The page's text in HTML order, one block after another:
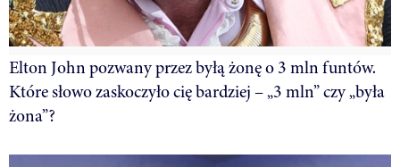
Elton John pozwany przez byłą żonę o 3 mln funtów.
Które słowo zaskoczyło cię bardziej – „3 mln” czy „była
żona”?